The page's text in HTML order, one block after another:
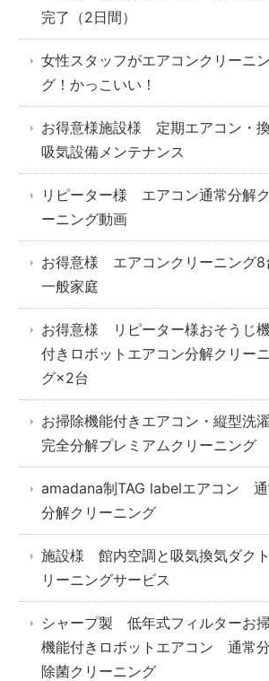
完了（2日間）
女性スタッフがエアコンクリーニン
グ！かっこいい！
お得意様施設様 定期エアコン・
吸気設備メンテナンス
リピーター様 エアコン通常分解
ーニング動画
お得意様 エアコンクリーニング8
一般家庭
お得意様 リピーター様おそうじ
付きロボットエアコン分解クリー
グ×2台
お掃除機能付きエアコン・縦型洗
完全分解プレミアムクリーニング
amadana制TAG labelエアコン 通
分解クリーニング
施設様 館内空調と吸気換気ダク
リーニングサービス
シャープ製 低年式フィルターお
機能付きロボットエアコン 通常
除菌クリーニング